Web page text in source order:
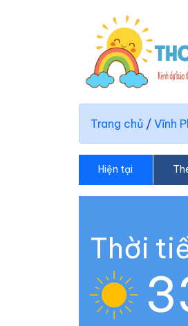
Trang chủ / Vĩnh
Hiện tại
Thời